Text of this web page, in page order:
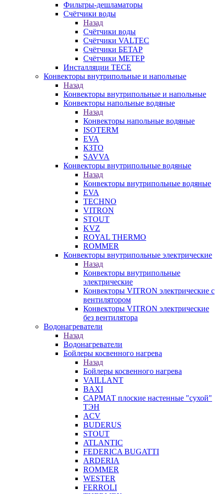
Фильтры-дешламаторы
Счётчики воды
Назад
Счётчики воды
Счётчики VALTEC
Счётчики БЕТАР
Счётчики МЕТЕР
Инсталляции TECE
Конвекторы внутрипольные и напольные
Назад
Конвекторы внутрипольные и напольные
Конвекторы напольные водяные
Назад
Конвекторы напольные водяные
ISOTERM
EVA
КЗТО
SAVVA
Конвекторы внутрипольные водяные
Назад
Конвекторы внутрипольные водяные
EVA
TECHNO
VITRON
STOUT
KVZ
ROYAL THERMO
ROMMER
Конвекторы внутрипольные электрические
Назад
Конвекторы внутрипольные
электрические
Конвекторы VITRON электрические с
вентилятором
Конвекторы VITRON электрические
без вентилятора
Водонагреватели
Назад
Водонагреватели
Бойлеры косвенного нагрева
Назад
Бойлеры косвенного нагрева
VAILLANT
BAXI
САРМАТ плоские настенные "сухой"
ТЭН
ACV
BUDERUS
STOUT
ATLANTIC
FEDERICA BUGATTI
ARDERIA
ROMMER
WESTER
FERROLI